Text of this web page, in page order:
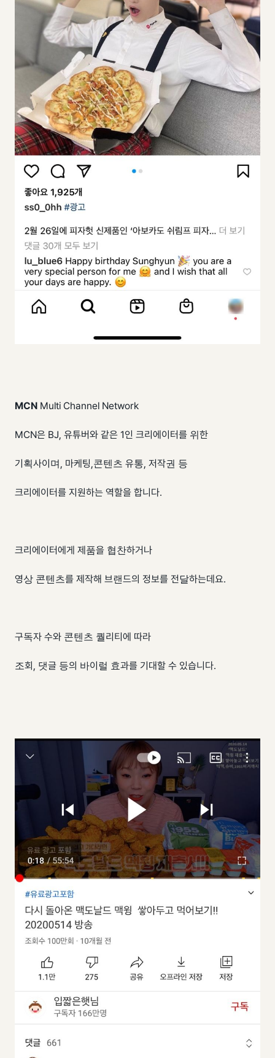
MCN Multi Channel Network
MCN은 BJ, 유튜버와 같은 1인 크리에이터를 위한
기획사이며, 마케팅,콘텐츠 유통, 저작권 등
크리에이터를 지원하는 역할을 합니다.
크리에이터에게 제품을 협찬하거나
영상 콘텐츠를 제작해 브랜드의 정보를 전달하는데요.
구독자 수와 콘텐츠 퀄리티에 따라
조회, 댓글 등의 바이럴 효과를 기대할 수 있습니다.